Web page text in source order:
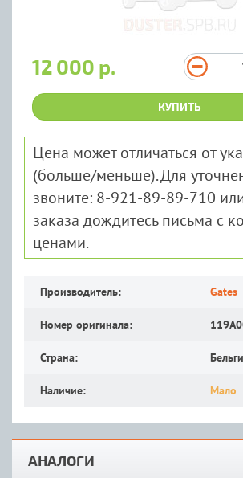
12 000 р.
КУПИТЬ
Цена может отличаться от
(больше/меньше). Для
звоните: 8-921-89-89-710
заказа дождитесь письма с
ценами.
Производитель: Gates
Номер оригинала:
Страна:
Наличие: Мало
АНАЛОГИ